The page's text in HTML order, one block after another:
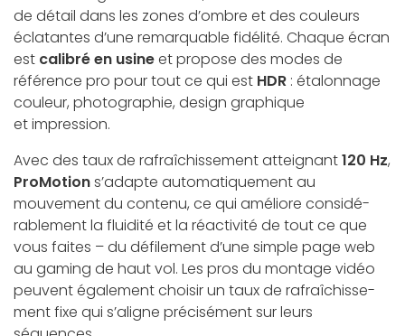
de détail dans les zones d’ombre et des couleurs
éclatantes d’une remarquable fidélité. Chaque écran
est calibré en usineet propose des modes de
référence pro pour tout ce qui est HDR : étalonnage
couleur, photographie, design graphique
et impression.
Avec des taux de rafraîchissement atteignant120 Hz,
ProMotions’adapte automati­quement au
mouvement du contenu, ce qui améliore considé­
rablement la fluidité et la réactivité de tout ce que
vous faites – du défilement d’une simple page web
au gaming de haut vol. Les pros du montage vidéo
peuvent également choisir un taux de rafraî­­chisse­
ment fixe qui s’aligne précisément sur leurs